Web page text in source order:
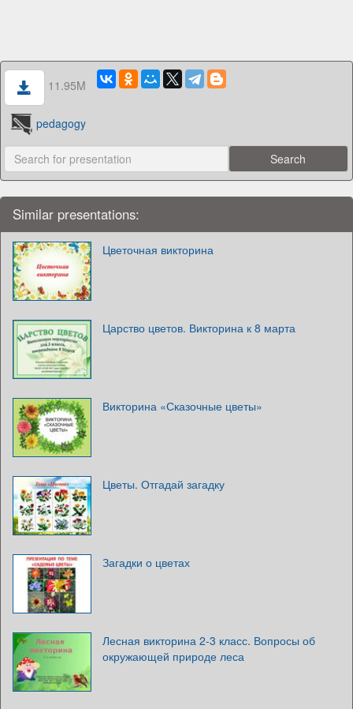
11.95M
pedagogy
Similar presentations:
Цветочная викторина
Царство цветов. Викторина к 8 марта
Викторина «Сказочные цветы»
Цветы. Отгадай загадку
Загадки о цветах
Лесная викторина 2-3 класс. Вопросы об
окружающей природе леса